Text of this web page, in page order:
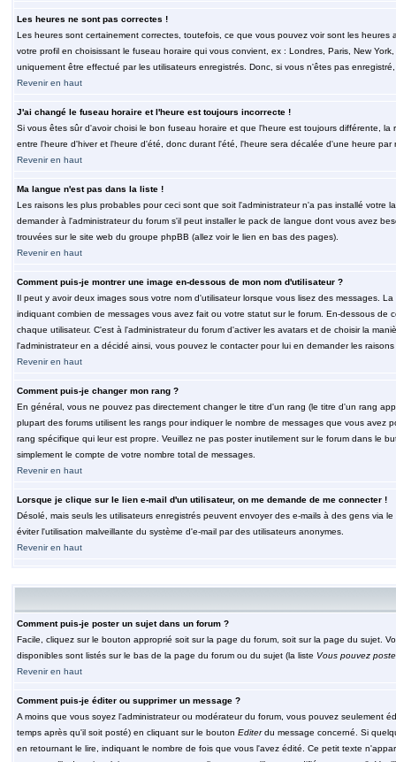
Les heures ne sont pas correctes !
Les heures sont certainement correctes, toutefois, ce que vous pouvez voir sont les
votre profil en choisissant le fuseau horaire qui vous convient, ex : Londres, Paris, New
uniquement être effectué par les utilisateurs enregistrés. Donc, si vous n'êtes pas
Revenir en haut
J'ai changé le fuseau horaire et l'heure est toujours incorrecte !
Si vous êtes sûr d'avoir choisi le bon fuseau horaire et que l'heure est toujours différente,
entre l'heure d'hiver et l'heure d'été, donc durant l'été, l'heure sera décalée d'une heure par
Revenir en haut
Ma langue n'est pas dans la liste !
Les raisons les plus probables pour ceci sont que soit l'administrateur n'a pas installé
demander à l'administrateur du forum s'il peut installer le pack de langue dont vous avez
trouvées sur le site web du groupe phpBB (allez voir le lien en bas des pages).
Revenir en haut
Comment puis-je montrer une image en-dessous de mon nom d'utilisateur ?
Il peut y avoir deux images sous votre nom d'utilisateur lorsque vous lisez des messages.
indiquant combien de messages vous avez fait ou votre statut sur le forum. En-dessous
chaque utilisateur. C'est à l'administrateur du forum d'activer les avatars et de choisir la
l'administrateur en a décidé ainsi, vous pouvez le contacter pour lui en demander les
Revenir en haut
Comment puis-je changer mon rang ?
En général, vous ne pouvez pas directement changer le titre d'un rang (le titre d'un rang
plupart des forums utilisent les rangs pour indiquer le nombre de messages que vous avez
rang spécifique qui leur est propre. Veuillez ne pas poster inutilement sur le forum dans le
simplement le compte de votre nombre total de messages.
Revenir en haut
Lorsque je clique sur le lien e-mail d'un utilisateur, on me demande de me connecter !
Désolé, mais seuls les utilisateurs enregistrés peuvent envoyer des e-mails à des gens via
éviter l'utilisation malveillante du système d'e-mail par des utilisateurs anonymes.
Revenir en haut
Comment puis-je poster un sujet dans un forum ?
Facile, cliquez sur le bouton approprié soit sur la page du forum, soit sur la page du sujet.
disponibles sont listés sur le bas de la page du forum ou du sujet (la liste Vous pouvez
Revenir en haut
Comment puis-je éditer ou supprimer un message ?
A moins que vous soyez l'administrateur ou modérateur du forum, vous pouvez seulement
temps après qu'il soit posté) en cliquant sur le bouton Editerdu message concerné. Si
en retournant le lire, indiquant le nombre de fois que vous l'avez édité. Ce petit texte